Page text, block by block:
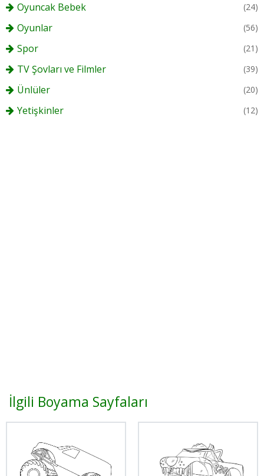
Oyuncak Bebek (24)
Oyunlar (56)
Spor (21)
TV Şovları ve Filmler (39)
Ünlüler (20)
Yetişkinler (12)
İlgili Boyama Sayfaları